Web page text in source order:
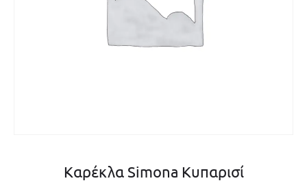
Καρέκλα Simona Κυπαρισί